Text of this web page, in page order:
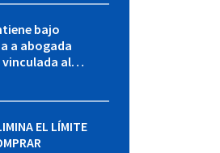
bajo
a abogada
al
EL LÍMITE